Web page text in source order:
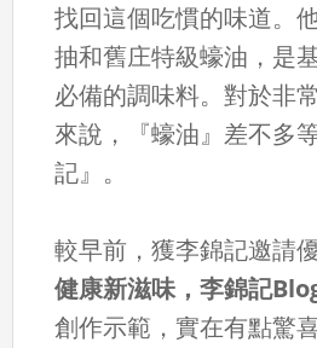
找回這個吃慣的味道。
抽和舊庄特級蠔油，是
必備的調味料。對於非
來說，『蠔油』差不多
記』。
較早前，獲李錦記邀請
健康新滋味，李錦記
創作示範，實在有點驚